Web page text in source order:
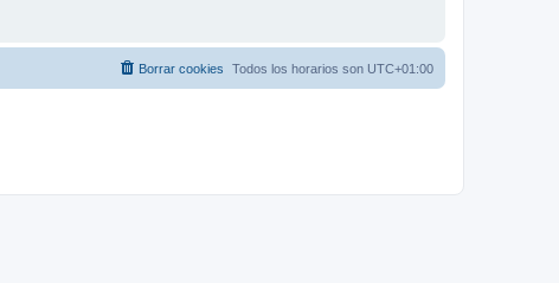
Todos los horarios son UTC+01:00
Borrar cookies